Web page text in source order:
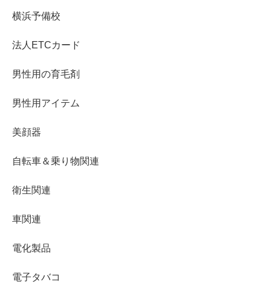
横浜予備校
法人ETCカード
男性用の育毛剤
男性用アイテム
美顔器
自転車＆乗り物関連
衛生関連
車関連
電化製品
電子タバコ